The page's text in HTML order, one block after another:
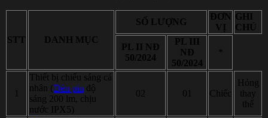
STT DANH MỤC
SỐ LƯỢNG
ĐƠN
VỊ
GHI
CHÚ
PL II NĐ
50/2024
PL III
NĐ
50/2024
1
Thiết bị chiếu sáng cá
nhân (Đèn pin độ
sáng 200 lm, chịu
nước IPX5)
02 01 Chiếc
Hỏng
thay
thế